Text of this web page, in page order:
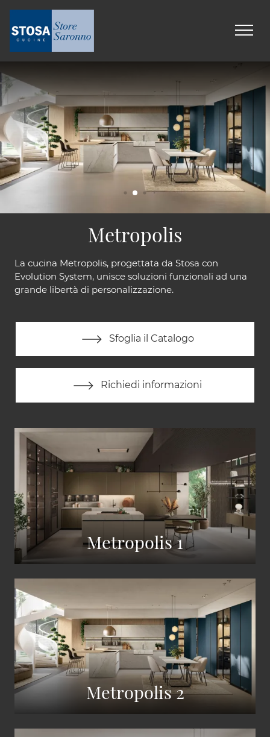
Metropolis 1
Metropolis 2
Metropolis
La cucina Metropolis, progettata da Stosa con
Evolution System, unisce soluzioni funzionali ad una
grande libertà di personalizzazione.
Sfoglia il Catalogo
Richiedi informazioni